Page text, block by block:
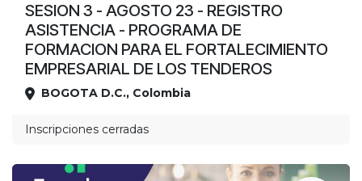
SESION 3 - AGOSTO 23 - REGISTRO
ASISTENCIA - PROGRAMA DE
FORMACION PARA EL FORTALECIMIENTO
EMPRESARIAL DE LOS TENDEROS
Ubicación
BOGOTA D.C., Colombia
Inscripciones cerradas